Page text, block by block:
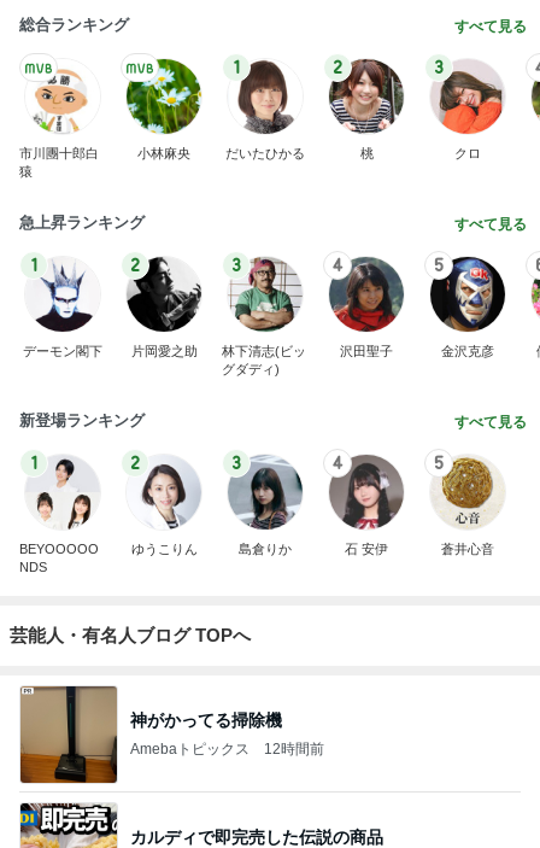
総合ランキング すべて見る
市川團十郎白
猿
小林麻央
1
だいたひかる
2
桃
3
クロ
急上昇ランキング すべて見る
1
デーモン閣下
2
片岡愛之助
3
林下清志(ビッ
グダディ)
4
沢田聖子
5
金沢克彦
新登場ランキング すべて見る
1
BEYOOOOO
NDS
2
ゆうこりん
3
島倉りか
4
石 安伊
5
蒼井心音
芸能人・有名人ブログ TOPへ
神がかってる掃除機
Amebaトピックス 12時間前
カルディで即完売した伝説の商品